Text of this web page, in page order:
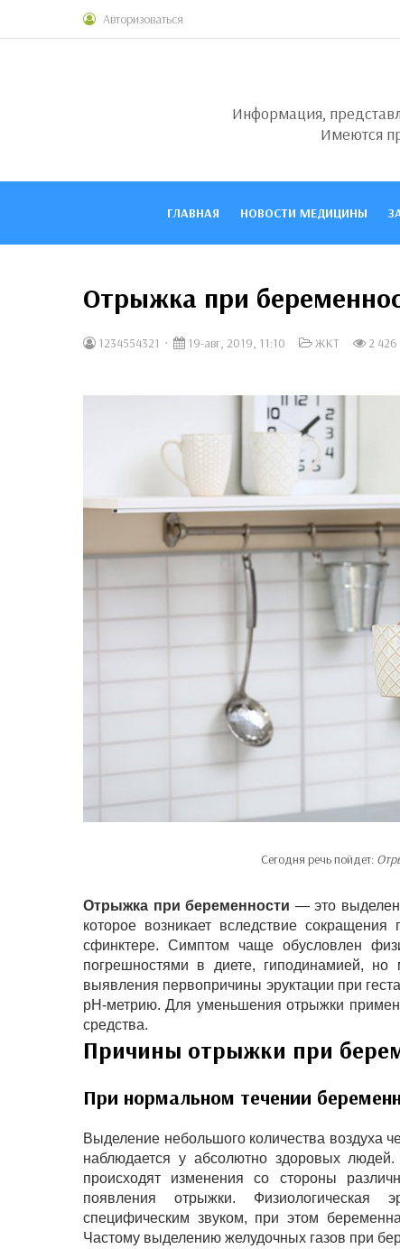
Авторизоваться
Информация,
Имеются
ГЛАВНАЯ НОВОСТИ МЕДИЦИНЫ
Отрыжка при
1234554321 19-авг, 2019, 11:10 ЖКТ 2 426
Сегодня речь пойдет:
Отрыжка при беременности — это
которое возникает вследствие
сфинктере. Симптом чаще обусловлен
погрешностями в диете, гиподинамией, но
выявления первопричины эруктации при
рН-метрию. Для уменьшения отрыжки
средства.
Причины отрыжки при
При нормальном течении
Выделение небольшого количества воздуха
наблюдается у абсолютно здоровых
происходят изменения со стороны
появления отрыжки. Физиологическая
специфическим звуком, при этом
Частому выделению желудочных газов при